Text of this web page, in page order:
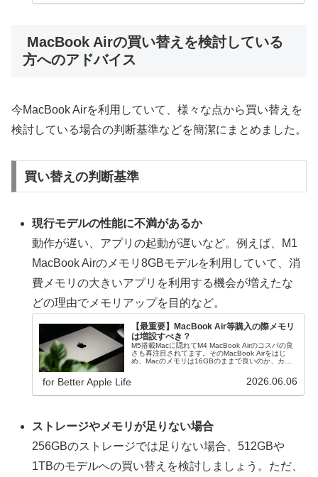
MacBook Airの買い替えを検討している
方へのアドバイス
今MacBook Airを利用していて、様々な点から買い替えを
検討している場合の判断基準などを簡潔にまとめました。
買い替えの判断基準
現行モデルの性能に不満があるか
動作が遅い、アプリの起動が遅いなど。例えば、M1
MacBook Airのメモリ8GBモデルを利用していて、消
費メモリの大きいアプリを利用する機会が増えたな
どの理由でメモリアップを目的など。
【最重要】MacBook Air等購入の際メモリ
は増設すべき？
M5搭載Macに隠れてM4 MacBook Airのコスパの良
さも再注目されてます。そのMacBook Airをはじ
め、Macのメモリは16GBのままで良いのか、カス
for Better Apple Life 2026.06.06
ストレージやメモリが足りない場合
256GBのストレージでは足りない場合、512GBや
1TBのモデルへの買い替えを検討しましょう。ただ、